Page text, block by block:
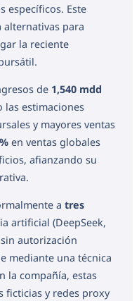
específicos. Este
para
la reciente
de 1,540 mdd
las estimaciones
y mayores ventas
en ventas globales
afianzando su
a tres
artificial (DeepSeek,
autorización
mediante una técnica
la compañía, estas
ficticias y redes proxy